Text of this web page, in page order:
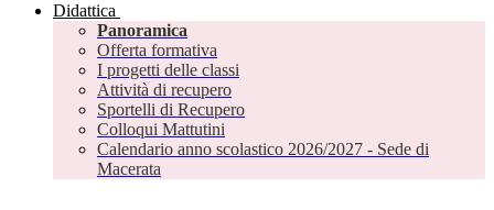
Didattica
Panoramica
Offerta formativa
I progetti delle classi
Attività di recupero
Sportelli di Recupero
Colloqui Mattutini
Calendario anno scolastico 2026/2027 - Sede di
Macerata